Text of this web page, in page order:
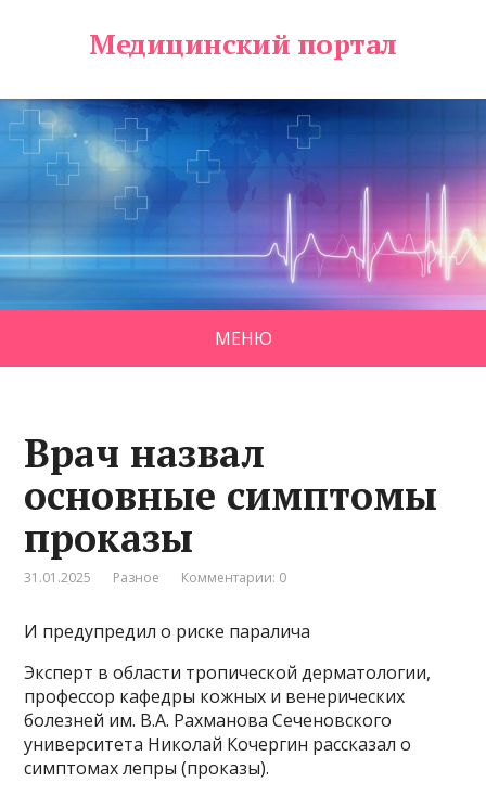
Медицинский портал
МЕНЮ
Врач назвал
основные симптомы
проказы
31.01.2025 Разное Комментарии: 0
И предупредил о риске паралича
Эксперт в области тропической дерматологии,
профессор кафедры кожных и венерических
болезней им. В.А. Рахманова Сеченовского
университета Николай Кочергин рассказал о
симптомах лепры (проказы).